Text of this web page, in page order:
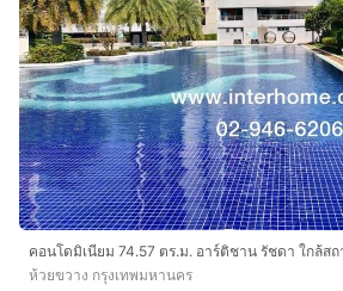
ห้วยขวาง กรุงเทพมหานคร